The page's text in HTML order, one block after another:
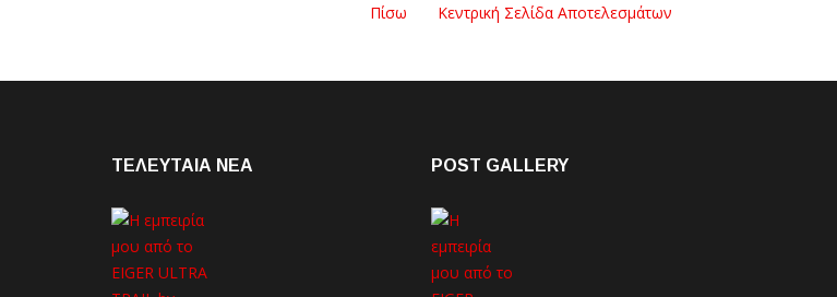
Πίσω Κεντρική Σελίδα Αποτελεσμάτων
ΤΕΛΕΥΤΑΙΑ NEA POST GALLERY